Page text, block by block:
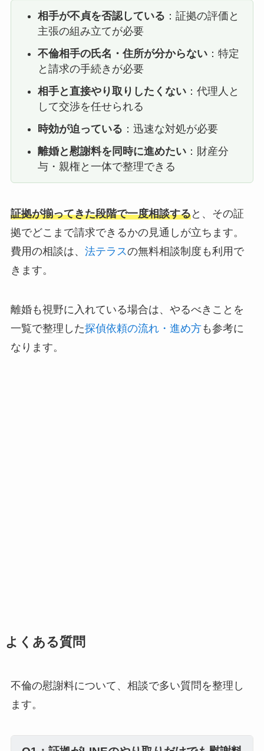
相手が不貞を否認している ：証拠の評価と
主張の組み立てが必要
不倫相手の氏名・住所が分からない：特定
と請求の手続きが必要
相手と直接やり取りしたくない：代理人と
して交渉を任せられる
時効が迫っている ：迅速な対処が必要
離婚と慰謝料を同時に進めたい：財産分
与・親権と一体で整理できる
証拠が揃ってきた段階で一度相談すると、その証
拠でどこまで請求できるかの見通しが立ちます。
費用の相談は、 法テラスの無料相談制度も利用で
きます。
離婚も視野に入れている場合は、やるべきことを
一覧で整理した探偵依頼の流れ・進め方も参考に
なります。
よくある質問
不倫の慰謝料について、相談で多い質問を整理し
ます。